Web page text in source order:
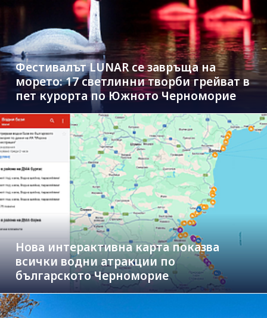
Фестивалът LUNAR се завръща на
морето: 17 светлинни творби грейват в
пет курорта по Южното Черноморие
Нова интерактивна карта показва
всички водни атракции по
българското Черноморие